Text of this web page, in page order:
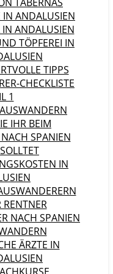
IN ANDALUSIEN
IN ANDALUSIEN
TÖPFEREI IN
TIPPS
CHECKLISTE
1
IHR BEIM
SPANIEN
IN
RENTNER
NACH SPANIEN
ÄRZTE IN